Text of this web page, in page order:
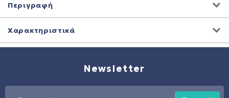
Περιγραφή
Χαρακτηριστικά
Newsletter